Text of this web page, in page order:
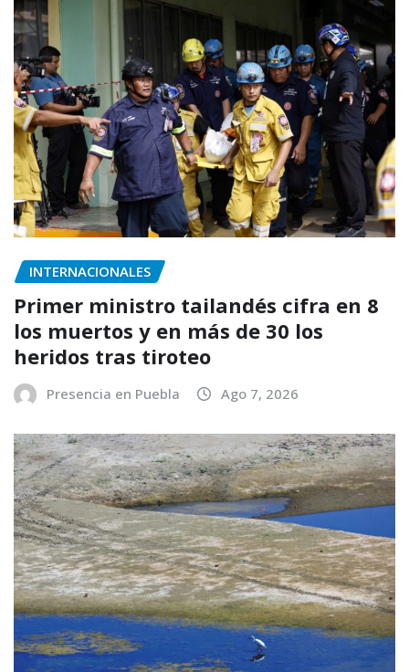
INTERNACIONALES
Primer ministro tailandés cifra en 8
los muertos y en más de 30 los
heridos tras tiroteo
Presencia en Puebla Ago 7, 2026